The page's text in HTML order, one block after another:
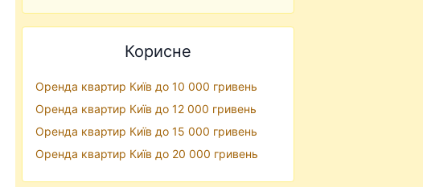
Корисне
Оренда квартир Київ до 10 000 гривень
Оренда квартир Київ до 12 000 гривень
Оренда квартир Київ до 15 000 гривень
Оренда квартир Київ до 20 000 гривень